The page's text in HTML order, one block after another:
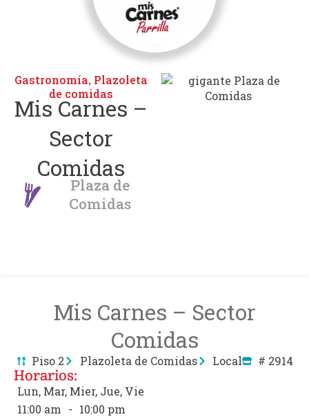
Gastronomía, Plazoleta
de comidas
Mis Carnes –
Sector
Comidas
Plaza de
Comidas
Mis Carnes – Sector
Comidas
Piso 2 Plazoleta de Comidas Local # 2914
Horarios:
Lun, Mar, Mier, Jue, Vie
11:00 am - 10:00 pm